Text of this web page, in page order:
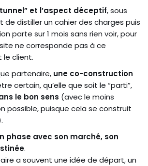
et l’aspect déceptif, sous
de distiller un cahier des charges puis
parte sur 1 mois sans rien voir, pour
ne corresponde pas à ce
le client.
partenaire, une co-construction
certain, qu’elle que soit le “parti”,
le bon sens (avec le moins
possible, puisque cela se construit
phase avec son marché, son
.
a souvent une idée de départ, un